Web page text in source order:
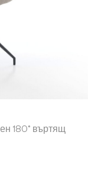
180° въртящ